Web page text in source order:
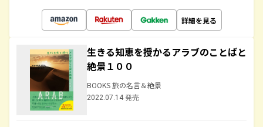
詳細を見る
生きる知恵を授かるアラブのことばと
絶景１００
BOOKS 旅の名言＆絶景
2022.07.14 発売